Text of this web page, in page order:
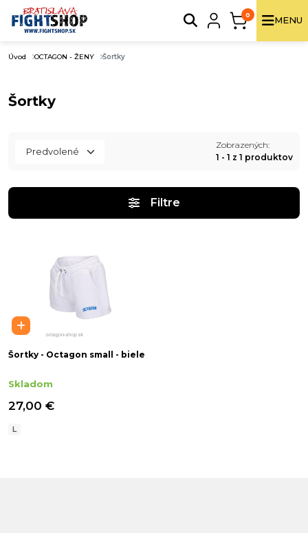
0
MENU
Úvod OCTAGON - ŽENY Šortky
Šortky
Zobrazených:
1 - 1 z 1 produktov
Filtre
Šortky - Octagon small - biele
Skladom
27,00 €
L